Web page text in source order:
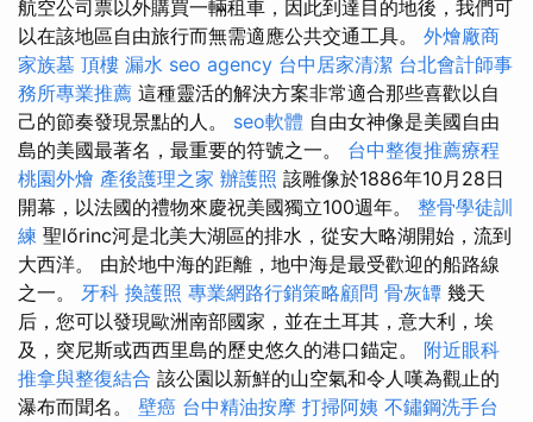
航空公司票以外購買一輛租車，因此到達目的地後，我們可
以在該地區自由旅行而無需適應公共交通工具。 外燴廠商
家族墓 頂樓 漏水 seo agency 台中居家清潔 台北會計師事
務所專業推薦 這種靈活的解決方案非常適合那些喜歡以自
己的節奏發現景點的人。 seo軟體 自由女神像是美國自由
島的美國最著名，最重要的符號之一。 台中整復推薦療程
桃園外燴 產後護理之家 辦護照 該雕像於1886年10月28日
開幕，以法國的禮物來慶祝美國獨立100週年。 整骨學徒訓
練 聖lőrinc河是北美大湖區的排水，從安大略湖開始，流到
大西洋。 由於地中海的距離，地中海是最受歡迎的船路線
之一。 牙科 換護照 專業網路行銷策略顧問 骨灰罈 幾天
后，您可以發現歐洲南部國家，並在土耳其，意大利，埃
及，突尼斯或西西里島的歷史悠久的港口錨定。 附近眼科
推拿與整復結合 該公園以新鮮的山空氣和令人嘆為觀止的
瀑布而聞名。 壁癌 台中精油按摩 打掃阿姨 不鏽鋼洗手台